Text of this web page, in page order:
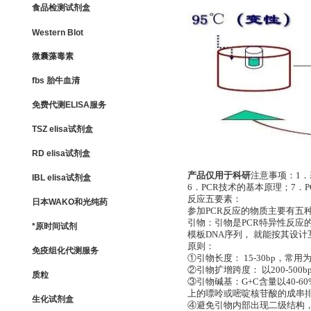
食品检测试剂盒
Western Blot
微囊藻毒素
fbs 胎牛血清
免费代测ELISA服务
TSZ elisa试剂盒
RD elisa试剂盒
IBL elisa试剂盒
日本WAKO和光纯药
*原时间试剂
免疫组化代测服务
质粒
生化试剂盒
产品仅用于科研注意事项：1
6．PCR技术的基本原理；7．
反应五要素：
参加PCR反应的物质主要有五
引物：引物是PCR特异性反应
模板DNA序列， 就能按其设
原则：
①引物长度： 15-30bp，常用
②引物扩增跨度： 以200-
③引物碱基：G+C含量以40-
上的嘌呤或嘧啶核苷酸的成串
④避免引物内部出现二级结构